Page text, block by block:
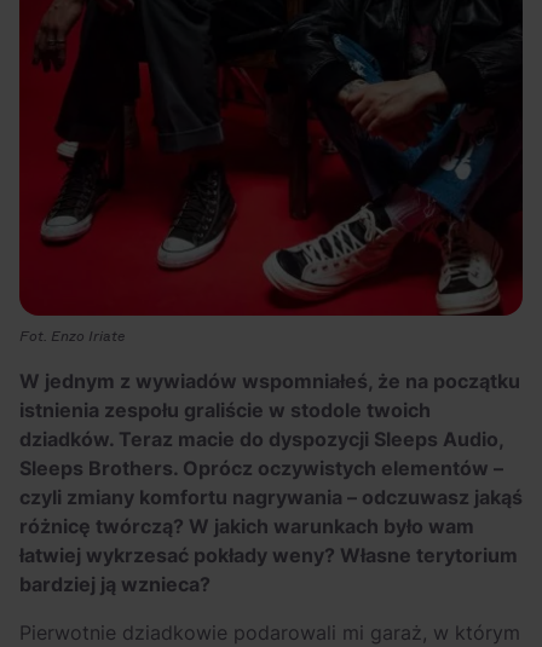
Fot. Enzo Iriate
W jednym z wywiadów wspomniałeś, że na początku
istnienia zespołu graliście w stodole twoich
dziadków. Teraz macie do dyspozycji Sleeps Audio,
Sleeps Brothers. Oprócz oczywistych elementów –
czyli zmiany komfortu nagrywania – odczuwasz jakąś
różnicę twórczą? W jakich warunkach było wam
łatwiej wykrzesać pokłady weny? Własne terytorium
bardziej ją wznieca?
Pierwotnie dziadkowie podarowali mi garaż, w którym